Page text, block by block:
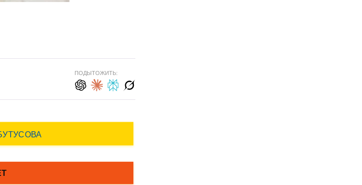
ПОДЫТОЖИТЬ: